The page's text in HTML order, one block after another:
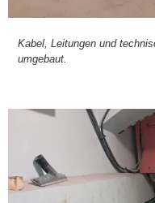
Kabel, Lei­tun­gen und
umge­baut.